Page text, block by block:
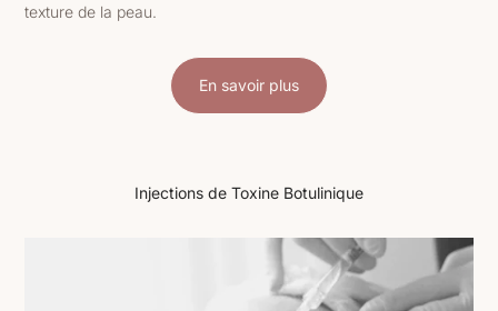
texture de la peau.
En savoir plus
Injections de Toxine Botulinique